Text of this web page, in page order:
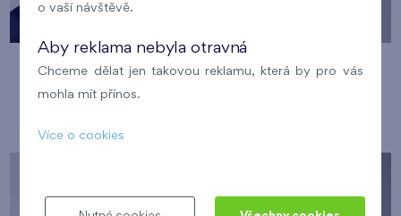
JUDr. Petr Jahelka
Advokát poskytující právní služby
o vaší návštěvě.
Aby reklama nebyla otravná
Chceme dělat jen takovou reklamu, která by pro vás
mohla mít přínos.
Více o cookies